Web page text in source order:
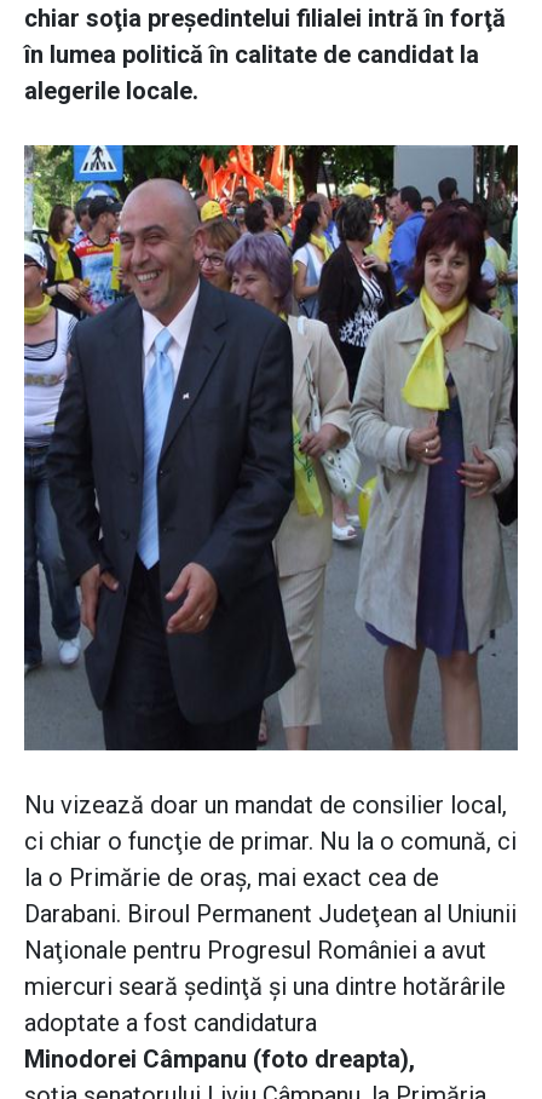
chiar soţia preşedintelui filialei intră în forţă
în lumea politică în calitate de candidat la
alegerile locale.
Nu vizează doar un mandat de consilier local,
ci chiar o funcţie de primar. Nu la o comună, ci
la o Primărie de oraş, mai exact cea de
Darabani. Biroul Permanent Judeţean al Uniunii
Naţionale pentru Progresul României a avut
miercuri seară şedinţă şi una dintre hotărârile
adoptate a fost candidatura
Minodorei Câmpanu (foto dreapta),